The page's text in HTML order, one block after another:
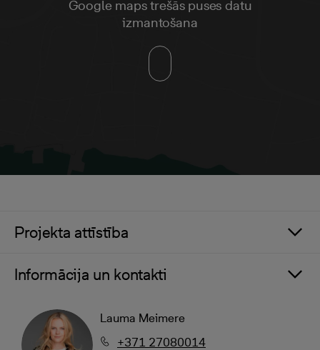
Google maps trešās puses datu
izmantošana
Projekta attīstība
Informācija un kontakti
Lauma Meimere
+371 27080014